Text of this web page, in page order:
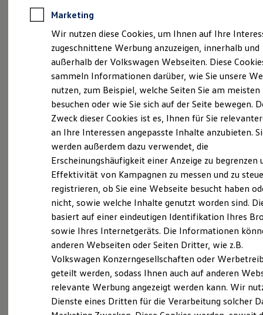
Anpfiff zum Gewinn
Elektroautos
ID. Tutorials
Elektrofahrzeugkonzepte
Reichweite
Reichweite der ID. Modelle
Reichweite im Winter
Laden
Laden unterwegs
Laden Zuhause
Ladezeitensimulator
Batterie
Sicherheit
Garantie und Lebensdauer
Nachhaltigkeit
Technologie
Kosten und Kauf
Verbrauchskosten
Kaufoptionen
E-Auto-Förderung
Software und Konnektivität
Die ID. Software 6
ID. Software Versionen und Updates
Digitale Extras
Schnittstellen zu Ihrem ID.
Ein Beruf mit
Starte deinen Karriereturbo ganz nah an unseren
Kunden. Dir bieten sich zahlreiche
Entwicklungsmöglichkeiten und glänzende
Perspektiven. Ganz gleich, ob im Verkauf, im
Serviceoder in der Verwaltung. Und ganz egal,
auf welchem Erfahrungslevel du dich befindest.
Eine Karriere im Autohaus Graf Hardenberg ist
vielseitig, abwechslungsreich und
verantwortungsvoll. Denn schließlich steht hier
der Kunde im Mittelpunkt. Wenn du also gut mit
Menschen kannst, dann informiere dich über
unsere aktuellen Herausforderungen.
Erfahren Sie mehr
Marketing
Wir nutzen diese Cookies, um Ihnen auf Ihre
zugeschnittene Werbung anzuzeigen, innerhalb und
außerhalb der Volkswagen Webseiten. Diese
sammeln Informationen darüber, wie Sie unsere
nutzen, zum Beispiel, welche Seiten Sie am meisten
besuchen oder wie Sie sich auf der Seite bewegen.
Zweck dieser Cookies ist es, Ihnen für Sie
an Ihre Interessen angepasste Inhalte anzubieten.
werden außerdem dazu verwendet, die
Erscheinungshäufigkeit einer Anzeige zu begrenzen
Effektivität von Kampagnen zu messen und zu
registrieren, ob Sie eine Webseite besucht haben
nicht, sowie welche Inhalte genutzt worden sind.
basiert auf einer eindeutigen Identifikation Ihres
sowie Ihres Internetgeräts. Die Informationen
anderen Webseiten oder Seiten Dritter, wie z.B.
Volkswagen Konzerngesellschaften oder
geteilt werden, sodass Ihnen auch auf anderen
relevante Werbung angezeigt werden kann. Wir
Dienste eines Dritten für die Verarbeitung solcher